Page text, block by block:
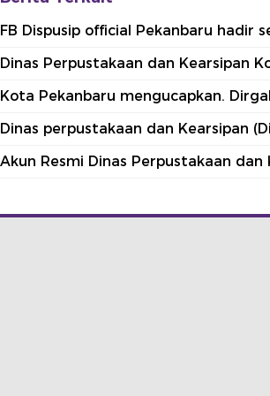
FB Dispusip official Pekanbaru hadir
Dinas Perpustakaan dan Kearsipan
Kota Pekanbaru mengucapkan.
Dinas perpustakaan dan Kearsipan
Akun Resmi Dinas Perpustakaan